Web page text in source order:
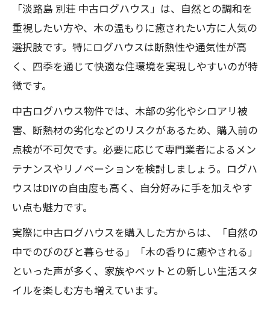
「淡路島 別荘 中古ログハウス」は、自然との調和を
重視したい方や、木の温もりに癒されたい方に人気の
選択肢です。特にログハウスは断熱性や通気性が高
く、四季を通じて快適な住環境を実現しやすいのが特
徴です。
中古ログハウス物件では、木部の劣化やシロアリ被
害、断熱材の劣化などのリスクがあるため、購入前の
点検が不可欠です。必要に応じて専門業者によるメン
テナンスやリノベーションを検討しましょう。ログハ
ウスはDIYの自由度も高く、自分好みに手を加えやす
い点も魅力です。
実際に中古ログハウスを購入した方からは、「自然の
中でのびのびと暮らせる」「木の香りに癒やされる」
といった声が多く、家族やペットとの新しい生活スタ
イルを楽しむ方も増えています。